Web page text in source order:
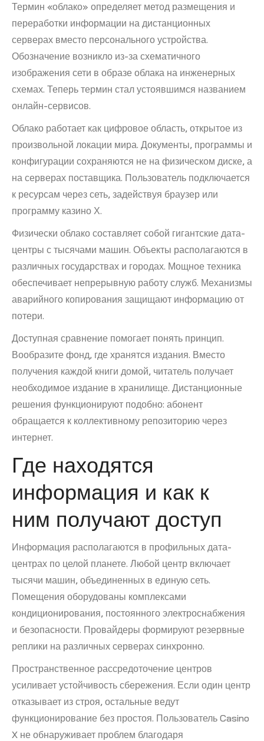
Термин «облако» определяет метод размещения и
переработки информации на дистанционных
серверах вместо персонального устройства.
Обозначение возникло из-за схематичного
изображения сети в образе облака на инженерных
схемах. Теперь термин стал устоявшимся названием
онлайн-сервисов.
Облако работает как цифровое область, открытое из
произвольной локации мира. Документы, программы и
конфигурации сохраняются не на физическом диске, а
на серверах поставщика. Пользователь подключается
к ресурсам через сеть, задействуя браузер или
программу казино Х.
Физически облако составляет собой гигантские дата-
центры с тысячами машин. Объекты располагаются в
различных государствах и городах. Мощное техника
обеспечивает непрерывную работу служб. Механизмы
аварийного копирования защищают информацию от
потери.
Доступная сравнение помогает понять принцип.
Вообразите фонд, где хранятся издания. Вместо
получения каждой книги домой, читатель получает
необходимое издание в хранилище. Дистанционные
решения функционируют подобно: абонент
обращается к коллективному репозиторию через
интернет.
Где находятся
информация и как к
ним получают доступ
Информация располагаются в профильных дата-
центрах по целой планете. Любой центр включает
тысячи машин, объединенных в единую сеть.
Помещения оборудованы комплексами
кондиционирования, постоянного электроснабжения
и безопасности. Провайдеры формируют резервные
реплики на различных серверах синхронно.
Пространственное рассредоточение центров
усиливает устойчивость сбережения. Если один центр
отказывает из строя, остальные ведут
функционирование без простоя. Пользователь Casino
X не обнаруживает проблем благодаря